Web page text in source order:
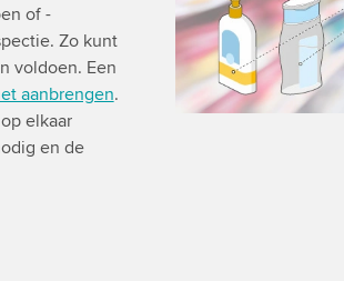
of -
Zo kunt
voldoen. Een
aanbrengen.
elkaar
en de